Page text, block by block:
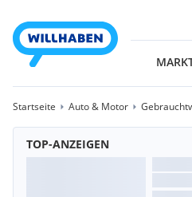
Startseite Auto & Motor
TOP-ANZEIGEN